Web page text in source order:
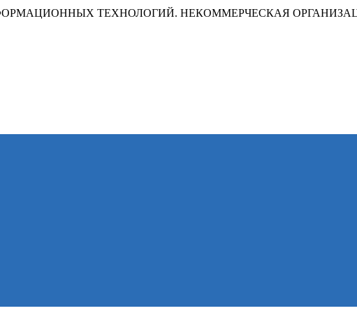
ТЕХНОЛОГИЙ. НЕКОММЕРЧЕСКАЯ